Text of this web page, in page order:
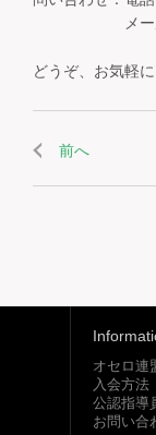
メール(小林
どうぞ、お気軽
前へ
オセロ連
入会方法
公認指導
お問い合